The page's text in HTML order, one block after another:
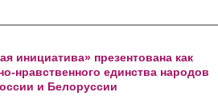
инициатива» презентована как
нравственного единства народов
и Белоруссии